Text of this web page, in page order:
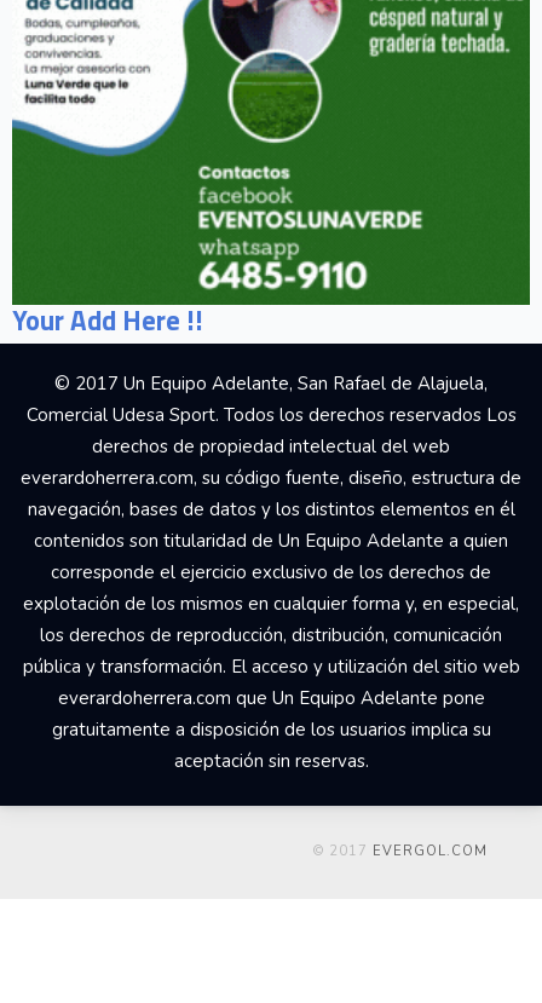
Your Add Here !!
© 2017 Un Equipo Adelante, San Rafael de Alajuela,
Comercial Udesa Sport. Todos los derechos reservados Los
derechos de propiedad intelectual del web
everardoherrera.com, su código fuente, diseño, estructura de
navegación, bases de datos y los distintos elementos en él
contenidos son titularidad de Un Equipo Adelante a quien
corresponde el ejercicio exclusivo de los derechos de
explotación de los mismos en cualquier forma y, en especial,
los derechos de reproducción, distribución, comunicación
pública y transformación. El acceso y utilización del sitio web
everardoherrera.com que Un Equipo Adelante pone
gratuitamente a disposición de los usuarios implica su
aceptación sin reservas.
© 2017 EVERGOL.COM